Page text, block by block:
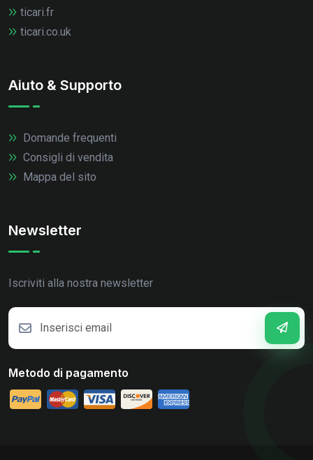
ticari.fr
ticari.co.uk
Aiuto & Supporto
Domande frequenti
Consigli di vendita
Mappa del sito
Newsletter
Iscriviti alla nostra newsletter
Metodo di pagamento